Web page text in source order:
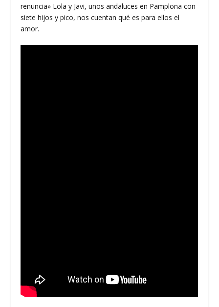
renuncia» Lola y Javi, unos andaluces en Pamplona con
siete hijos y pico, nos cuentan qué es para ellos el
amor.